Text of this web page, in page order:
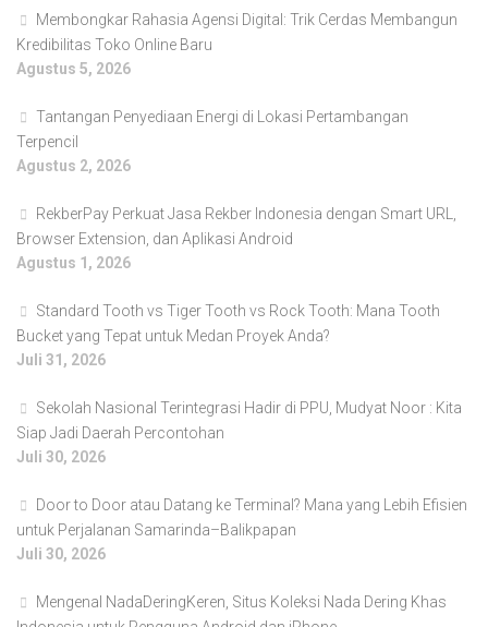
Membongkar Rahasia Agensi Digital: Trik Cerdas Membangun
Kredibilitas Toko Online Baru
Agustus 5, 2026
Tantangan Penyediaan Energi di Lokasi Pertambangan
Terpencil
Agustus 2, 2026
RekberPay Perkuat Jasa Rekber Indonesia dengan Smart URL,
Browser Extension, dan Aplikasi Android
Agustus 1, 2026
Standard Tooth vs Tiger Tooth vs Rock Tooth: Mana Tooth
Bucket yang Tepat untuk Medan Proyek Anda?
Juli 31, 2026
Sekolah Nasional Terintegrasi Hadir di PPU, Mudyat Noor : Kita
Siap Jadi Daerah Percontohan
Juli 30, 2026
Door to Door atau Datang ke Terminal? Mana yang Lebih Efisien
untuk Perjalanan Samarinda–Balikpapan
Juli 30, 2026
Mengenal NadaDeringKeren, Situs Koleksi Nada Dering Khas